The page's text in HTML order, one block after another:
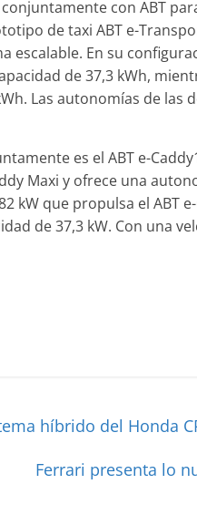
con ABT
de taxi ABT e-
escalable. En su
de 37,3 kWh,
Las autonomías de las
es el ABT e-
Maxi y ofrece una
kW que propulsa el ABT
de 37,3 kW. Con una
híbrido del Honda
Ferrari presenta lo